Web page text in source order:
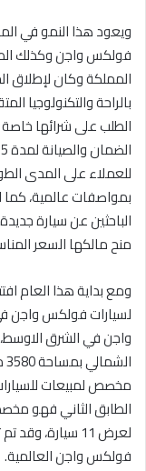
ويعود هذا النمو في
فولكس واجن وكذلك
المملكة وكان لإطلاق
بالراحة والتكنولوجيا
الطلب على شرائها
للعملاء على المدى
بمواصفات عالمية، كما
الباحثين عن سيارة
منح مالكها السعر
ومع بداية هذا العام
لسيارات فولكس واجن
واجن في الشرق
الطابق الثاني فهو
لعرض 11
فولكس واجن العالمية.